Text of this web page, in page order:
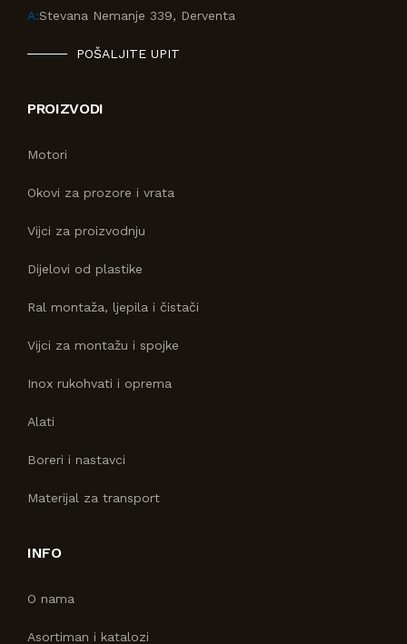
A:Stevana Nemanje 339, Derventa
POŠALJITE UPIT
PROIZVODI
Motori
Okovi za prozore i vrata
Vijci za proizvodnju
Dijelovi od plastike
Ral montaža, ljepila i čistači
Vijci za montažu i spojke
Inox rukohvati i oprema
Alati
Boreri i nastavci
Materijal za transport
INFO
O nama
Asortiman i katalozi